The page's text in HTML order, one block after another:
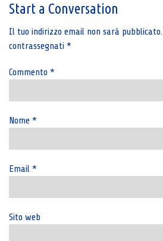
Start a Conversation
Il tuo indirizzo email non sarà pubblicato.
contrassegnati *
Commento *
Nome *
Email *
Sito web